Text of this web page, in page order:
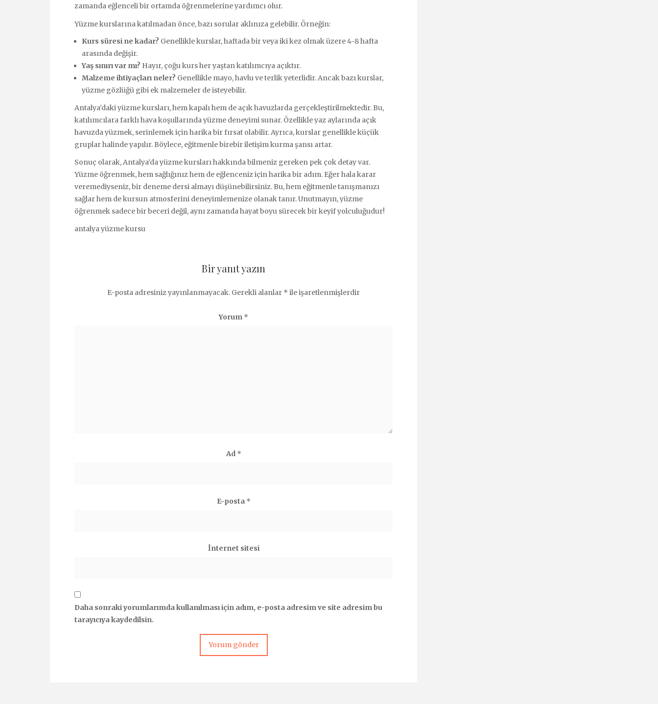
zamanda eğlenceli bir ortamda öğrenmelerine yardımcı olur.
Yüzme kurslarına katılmadan önce, bazı sorular aklınıza gelebilir. Örneğin:
Kurs süresi ne kadar? Genellikle kurslar, haftada bir veya iki kez olmak üzere 4-8 hafta
arasında değişir.
Yaş sınırı var mı? Hayır, çoğu kurs her yaştan katılımcıya açıktır.
Malzeme ihtiyaçları neler? Genellikle mayo, havlu ve terlik yeterlidir. Ancak bazı kurslar,
yüzme gözlüğü gibi ek malzemeler de isteyebilir.
Antalya’daki yüzme kursları, hem kapalı hem de açık havuzlarda gerçekleştirilmektedir. Bu,
katılımcılara farklı hava koşullarında yüzme deneyimi sunar. Özellikle yaz aylarında açık
havuzda yüzmek, serinlemek için harika bir fırsat olabilir. Ayrıca, kurslar genellikle küçük
gruplar halinde yapılır. Böylece, eğitmenle birebir iletişim kurma şansı artar.
Sonuç olarak, Antalya’da yüzme kursları hakkında bilmeniz gereken pek çok detay var.
Yüzme öğrenmek, hem sağlığınız hem de eğlenceniz için harika bir adım. Eğer hala karar
veremediyseniz, bir deneme dersi almayı düşünebilirsiniz. Bu, hem eğitmenle tanışmanızı
sağlar hem de kursun atmosferini deneyimlemenize olanak tanır. Unutmayın, yüzme
öğrenmek sadece bir beceri değil, aynı zamanda hayat boyu sürecek bir keyif yolculuğudur!
antalya yüzme kursu
Bir yanıt yazın
E-posta adresiniz yayınlanmayacak. Gerekli alanlar * ile işaretlenmişlerdir
Yorum *
Ad *
E-posta *
İnternet sitesi
Daha sonraki yorumlarımda kullanılması için adım, e-posta adresim ve site adresim bu
tarayıcıya kaydedilsin.